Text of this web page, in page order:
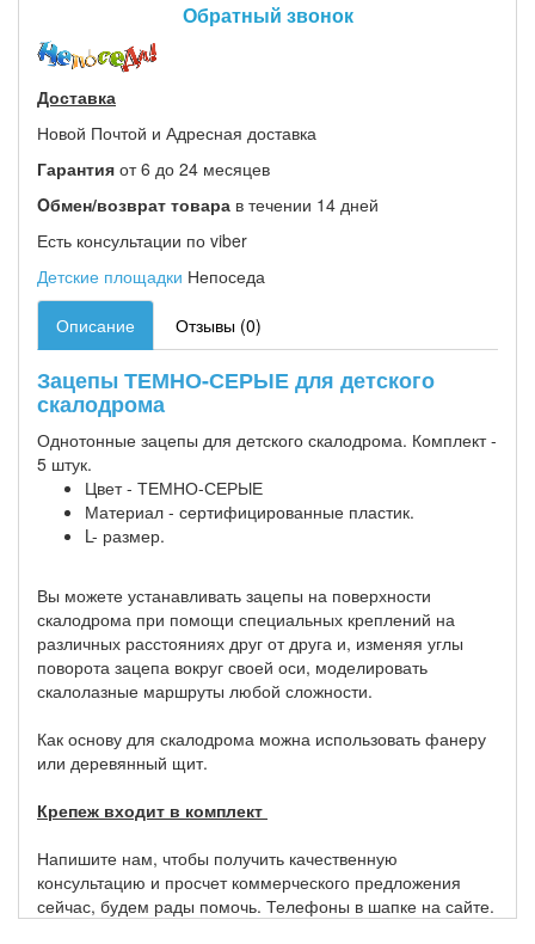
Обратный звонок
Доставка
Новой Почтой и Адресная доставка
Гарантия от 6 до 24 месяцев
Oбмен/возврат товара в течении 14 дней
Есть консультации по viber
Детские площадки Непоседа
Описание Отзывы (0)
Зацепы ТЕМНО-СЕРЫЕ для детского
скалодрома
Однотонные зацепы для детского скалодрома. Комплект -
5 штук.
Цвет - ТЕМНО-СЕРЫЕ
Материал - сертифицированные пластик.
L- размер.
Вы можете устанавливать зацепы на поверхности
скалодрома при помощи специальных креплений на
различных расстояниях друг от друга и, изменяя углы
поворота зацепа вокруг своей оси, моделировать
скалолазные маршруты любой сложности.
Как основу для скалодрома можна использовать фанеру
или деревянный щит.
Крепеж входит в комплект
Напишите нам, чтобы получить качественную
консультацию и просчет коммерческого предложения
сейчас, будем рады помочь. Телефоны в шапке на сайте.